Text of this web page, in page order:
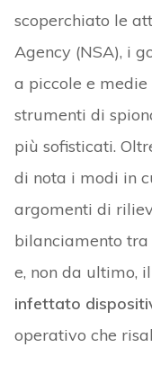
scoperchiato le
Agency (NSA), i
a piccole e
strumenti di
più sofisticati.
di nota i modi in
argomenti di
bilanciamento
e, non da ultimo,
infettato
operativo che